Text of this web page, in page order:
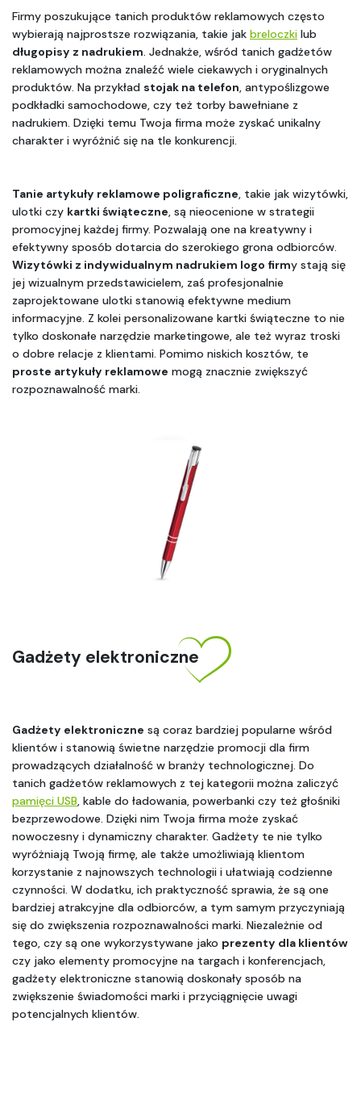
Firmy poszukujące tanich produktów reklamowych często
wybierają najprostsze rozwiązania, takie jak breloczki
długopisy z nadrukiem . Jednakże, wśród tanich gadżetów
reklamowych można znaleźć wiele ciekawych i oryginalnych
produktów. Na przykład stojak na telefon , antypoślizgowe
podkładki samochodowe, czy też torby bawełniane z
nadrukiem. Dzięki temu Twoja firma może zyskać unikalny
charakter i wyróżnić się na tle konkurencji.
Tanie artykuły reklamowe poligraficzne , takie jak wizytówki,
ulotki czy kartki świąteczne , są nieocenione w strategii
promocyjnej każdej firmy. Pozwalają one na kreatywny i
Wizytówki z indywidualnym nadrukiem logo firmy stają się
jej wizualnym przedstawicielem, zaś profesjonalnie
zaprojektowane ulotki stanowią efektywne medium
informacyjne. Z kolei personalizowane kartki świąteczne to nie
tylko doskonałe narzędzie marketingowe, ale też wyraz troski
proste artykuły reklamowe mogą znacznie zwiększyć
rozpoznawalność marki.
Gadżety elektroniczne
Gadżety elektroniczne są coraz bardziej popularne wśród
klientów i stanowią świetne narzędzie promocji dla firm
prowadzących działalność w branży technologicznej. Do
pamięci USB , kable do ładowania, powerbanki czy też głośniki
bezprzewodowe. Dzięki nim Twoja firma może zyskać
nowoczesny i dynamiczny charakter. Gadżety te nie tylko
wyróżniają Twoją firmę, ale także umożliwiają klientom
korzystanie z najnowszych technologii i ułatwiają codzienne
czynności. W dodatku, ich praktyczność sprawia, że są one
bardziej atrakcyjne dla odbiorców, a tym samym przyczyniają
się do zwiększenia rozpoznawalności marki. Niezależnie od
tego, czy są one wykorzystywane jako prezenty dla klientów
czy jako elementy promocyjne na targach i konferencjach,
gadżety elektroniczne stanowią doskonały sposób na
zwiększenie świadomości marki i przyciągnięcie uwagi
potencjalnych klientów.